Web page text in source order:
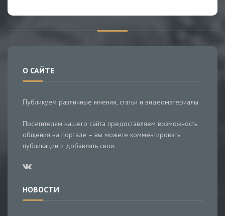
О САЙТЕ
Публикуем различные мнения, статьи и видеоматериалы.
Посетителям нашего сайта предоставляем возможность
общения на портале – вы можете комментировать
публикации и добавлять свои.
НОВОСТИ